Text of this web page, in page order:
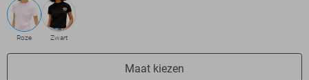
Roze Zwart
Maat kiezen